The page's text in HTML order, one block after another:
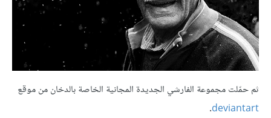
ثم حمّلت مجموعة الفارشي الجديدة المجانية الخاصة بالدخان من موقع
deviantart
.